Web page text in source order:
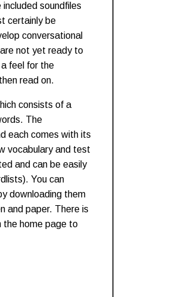
soundfiles
certainly be
conversational
not yet ready to
feel for the
read on.
consists of a
The
each comes with its
vocabulary and test
and can be easily
You can
downloading them
and paper. There is
the home page to